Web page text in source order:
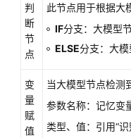
系
统
权
判
断
节
点
此节点用于根据大
IF分支：大模型
ELSE分支：大
变
量
赋
值
当大模型节点检测
参数名称：记忆变
类型、值：引用“